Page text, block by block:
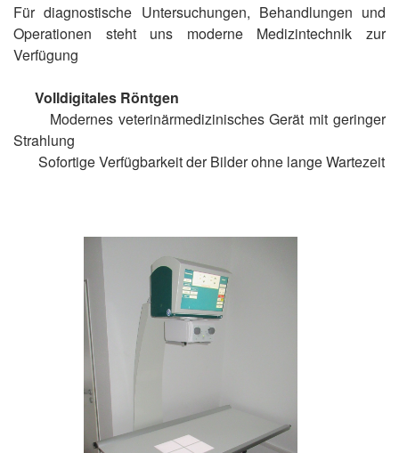
Für diagnostische Untersuchungen, Behandlungen und
Operationen steht uns moderne Medizintechnik zur
Verfügung
Volldigitales Röntgen
Modernes veterinärmedizinisches Gerät mit geringer
Strahlung
Sofortige Verfügbarkeit der Bilder ohne lange Wartezeit